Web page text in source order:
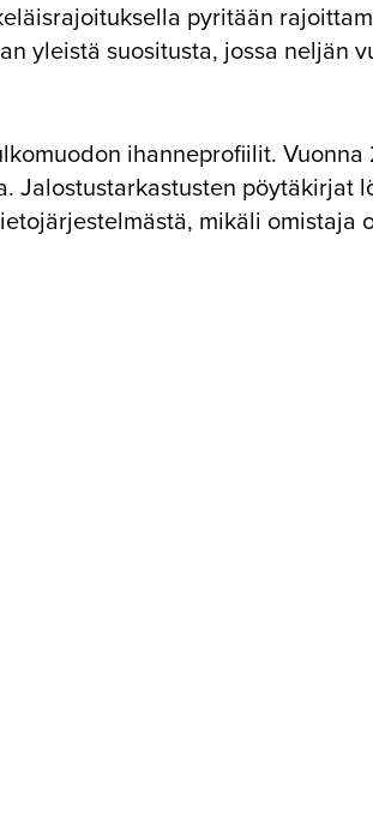
pyritään
yleistä suositusta, jossa neljän
ihanneprofiilit.
Jalostustarkastusten pöytäkirjat
mikäli omistaja